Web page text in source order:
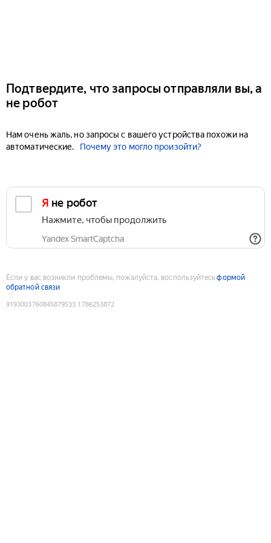
Подтвердите, что запросы отправляли вы, а
не робот
Нам очень жаль, но запросы с вашего устройства похожи на
автоматические.
Почему это могло произойти?
Я не робот
Нажмите, чтобы продолжить
Yandex SmartCaptcha
Если у вас возникли проблемы, пожалуйста, воспользуйтесьформой
обратной связи
9193003760845879533:1786253872